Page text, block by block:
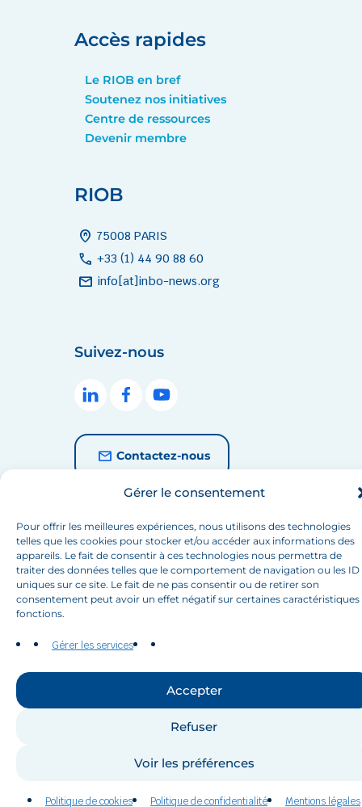
Gérer le consentement
Pour offrir les meilleures expériences, nous utilisons des technologies
telles que les cookies pour stocker et/ou accéder aux informations des
appareils. Le fait de consentir à ces technologies nous permettra de
traiter des données telles que le comportement de navigation ou les ID
uniques sur ce site. Le fait de ne pas consentir ou de retirer son
consentement peut avoir un effet négatif sur certaines caractéristiques
fonctions.
Gérer les services
Accepter
Refuser
Voir les préférences
Politique de cookies Politique de confidentialité Mentions légales
Accès rapides
Le RIOB en bref
Soutenez nos initiatives
Centre de ressources
Devenir membre
RIOB
home_pin 75008 PARIS
call +33 (1) 44 90 88 60
mail info[at]inbo-news.org
Suivez-nous
Contactez-nous
©RIOB 2026 All rights reserved.
Politique de confidentialité
Mentions légales
Politique de cookies (EU)